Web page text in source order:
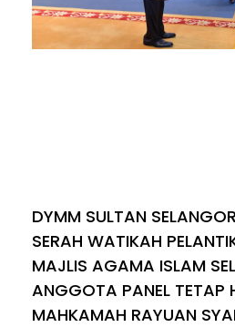
DYMM SULTAN
SERAH WATIKAH
MAJLIS AGAMA ISLAM
ANGGOTA PANEL TETAP
MAHKAMAH RAYUAN